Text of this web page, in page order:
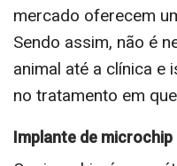
mercado oferecem
Sendo assim, não é
animal até a clínica e
no tratamento em
Implante de microchip